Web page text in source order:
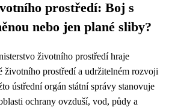
prostředí: Boj s
nebo jen plané sliby?
životního prostředí hraje
životního prostředí a udržitelném rozvoji
ústřední orgán státní správy stanovuje
ochrany ovzduší, vod, půdy a